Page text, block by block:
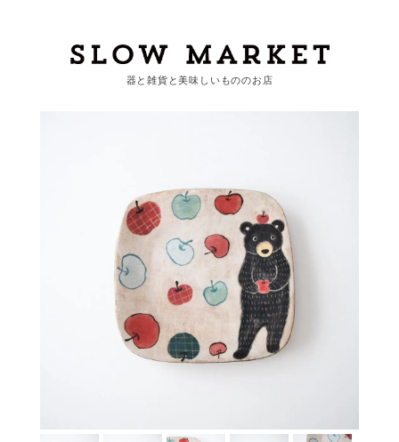
作家・ブランドから探す
配送について
会員登録
ログイン
お問い合わせ
器と雑貨と美味しいもののお店